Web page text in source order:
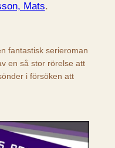
Mats.
fantastisk serieroman
en så stor rörelse att
i försöken att